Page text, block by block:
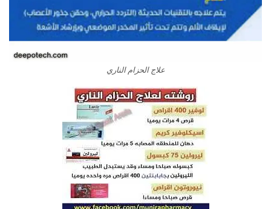
علاج الحزام الناري